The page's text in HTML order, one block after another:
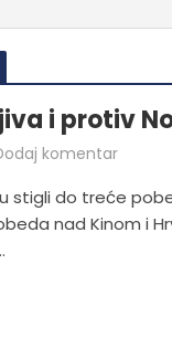
i protiv
komentar
stigli do treće
nad Kinom i